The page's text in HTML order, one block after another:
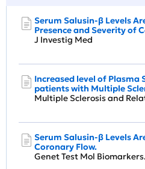
Serum Salusin-β Levels
Presence and Severity of
J Investig Med
Increased level of Plasma
patients with Multiple
Multiple Sclerosis and
Serum Salusin-β Levels
Coronary Flow.
Genet Test Mol